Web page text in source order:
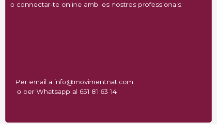
o connectar-te online amb les nostres professionals.
Per email a info@movimentnat.com
o per Whatsapp al 651 81 63 14